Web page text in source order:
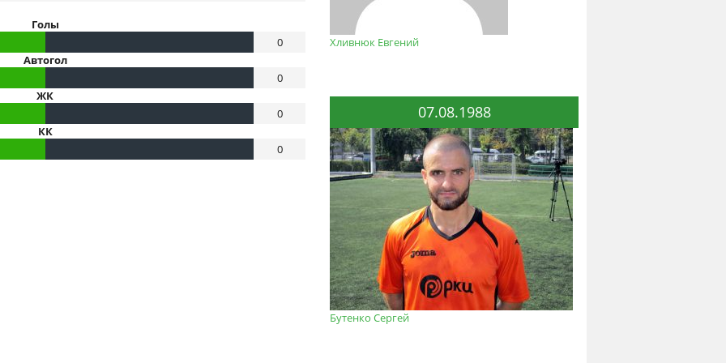
Голы
0
Автогол
0
ЖК
0
КК
0
Хливнюк Евгений
07.08.1988
Бутенко Сергей